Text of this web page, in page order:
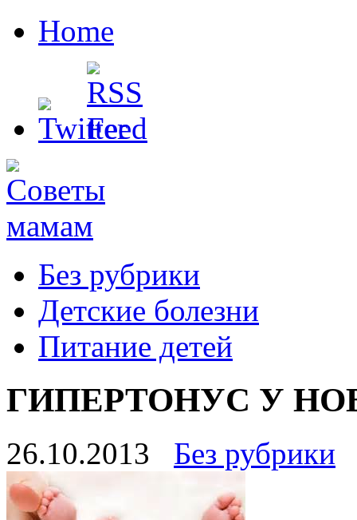
Home
Без рубрики
Детские болезни
Питание детей
ГИПЕРТОНУС У
26.10.2013 Без рубрики